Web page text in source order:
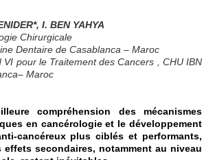
I. BEN YAHYA
Chirurgicale
Dentaire de Casablanca – Maroc
VI pour le Traitement des Cancers , CHU IBN
Maroc
compréhension des mécanismes
en cancérologie et le développement
cancéreux plus ciblés et performants,
effets secondaires, notamment au niveau